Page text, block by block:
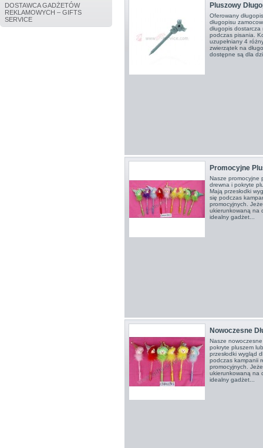
DOSTAWCA GADŻETÓW
REKLAMOWYCH – GIFTS
SERVICE
Pluszowy
Oferowany
długopisu
długopis
podczas pisania.
uzupełniany 4
zwierzątek na
dostępne są dla
Promocyjne
Nasze promocyjne
drewna i pokryte
Mają przesłodki
się podczas
promocyjnych.
ukierunkowaną na
idealny gadżet...
Nowoczesne
Nasze
pokryte pluszem
przesłodki wygląd
podczas kampanii
promocyjnych.
ukierunkowaną na
idealny gadżet...